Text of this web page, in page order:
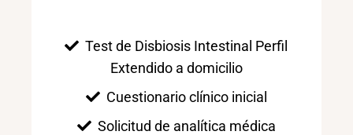
Test de Disbiosis Intestinal Perfil
Extendido a domicilio
Cuestionario clínico inicial
Solicitud de analítica médica